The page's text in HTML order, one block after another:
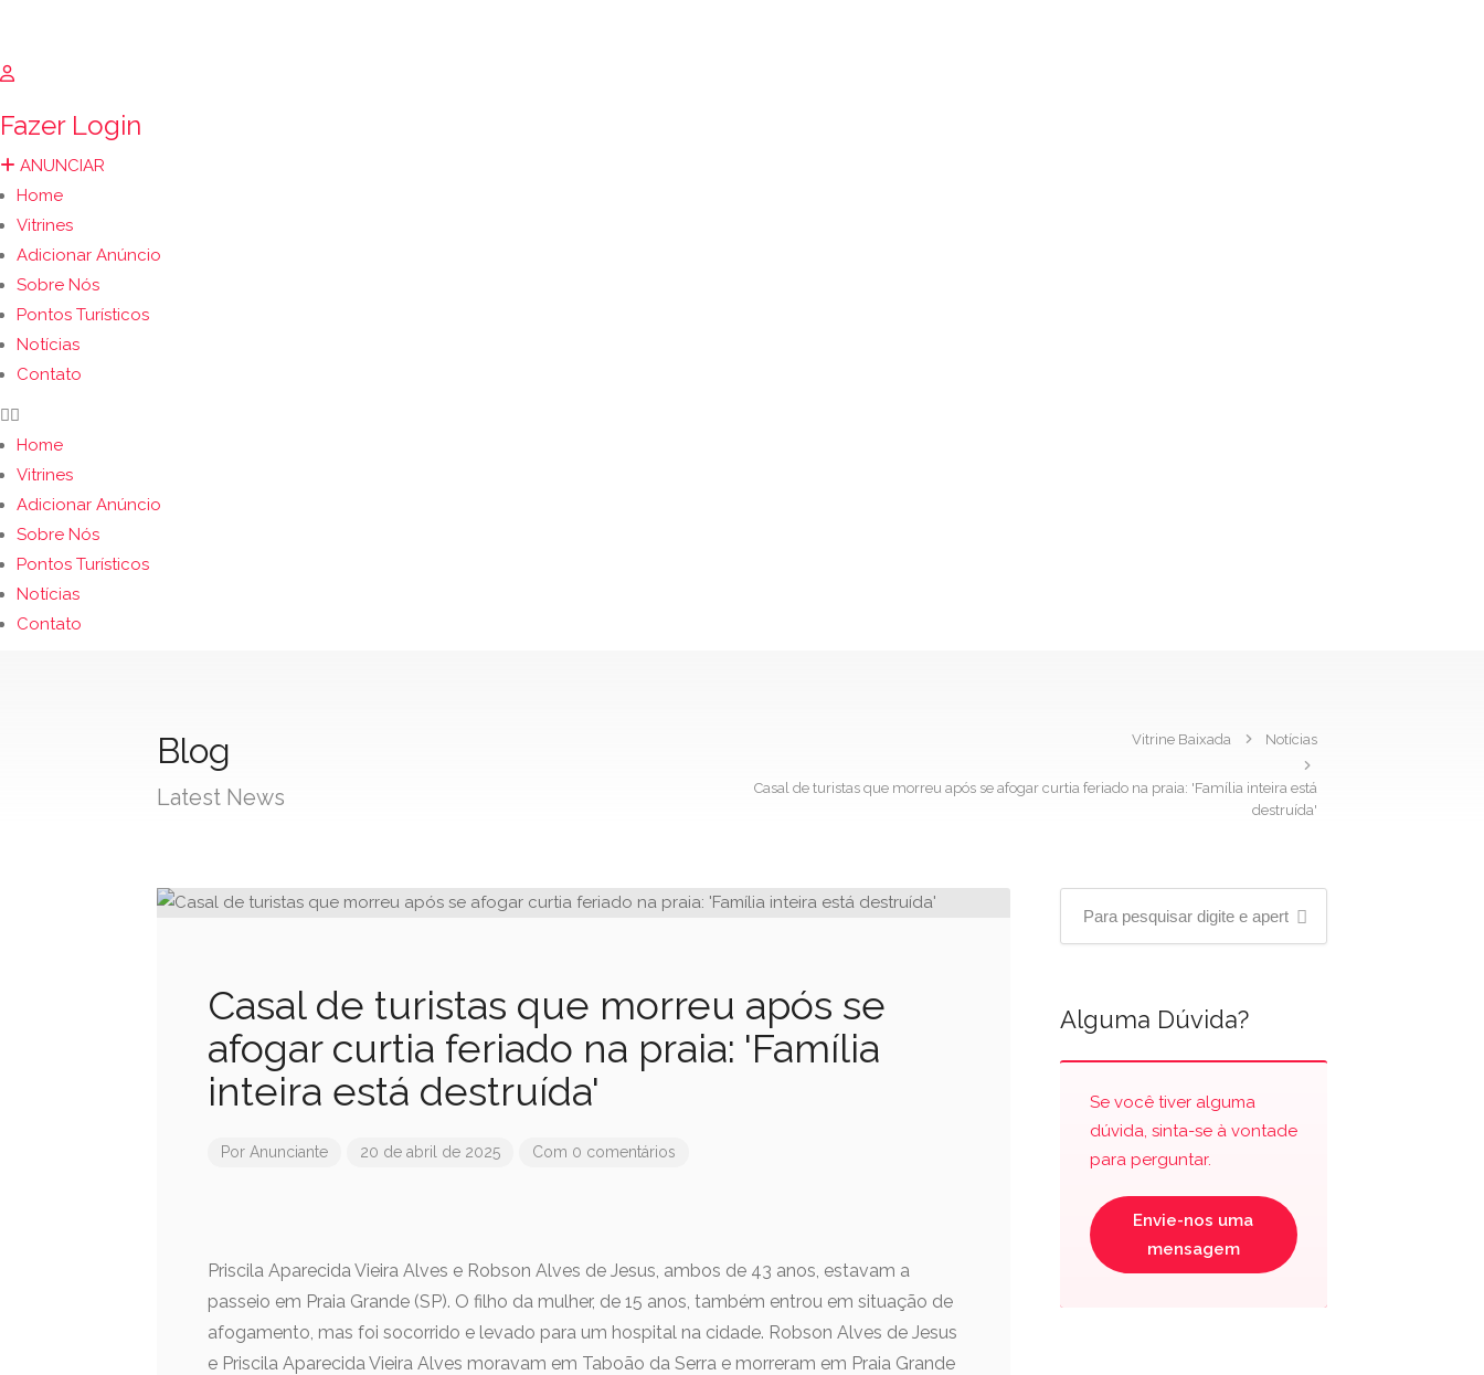
Fazer Login
ANUNCIAR
Home
Vitrines
Adicionar Anúncio
Sobre Nós
Pontos Turísticos
Notícias
Contato
Home
Vitrines
Adicionar Anúncio
Sobre Nós
Pontos Turísticos
Notícias
Contato
Blog
Latest News
Vitrine Baixada Notícias
Casal de turistas que morreu após se afogar curtia feriado na praia: 'Família inteira está
destruída'
Casal de turistas que morreu após se
afogar curtia feriado na praia: 'Família
inteira está destruída'
Por Anunciante 20 de abril de 2025 Com 0 comentários
Priscila Aparecida Vieira Alves e Robson Alves de Jesus, ambos de 43 anos, estavam a
passeio em Praia Grande (SP). O filho da mulher, de 15 anos, também entrou em situação de
afogamento, mas foi socorrido e levado para um hospital na cidade. Robson Alves de Jesus
e Priscila Aparecida Vieira Alves moravam em Taboão da Serra e morreram em Praia Grande
Alguma Dúvida?
Se você tiver alguma
dúvida, sinta-se à vontade
para perguntar.
Envie-nos uma
mensagem